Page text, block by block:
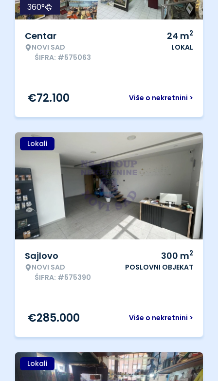
360°
Centar
NOVI SAD
ŠIFRA: #575063
24 m2
LOKAL
Više o nekretnini >
€72.100
Lokali
Sajlovo
NOVI SAD
ŠIFRA: #575390
300 m2
POSLOVNI OBJEKAT
Više o nekretnini >
€285.000
Lokali